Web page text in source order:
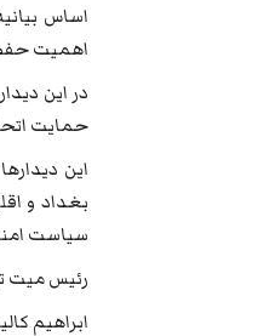
اساس
اهمیت حفظ
در این
حمایت
این
بغداد و
سیاست
رئیس میت
ابراهیم